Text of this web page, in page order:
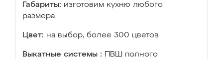
Габариты: изготовим кухню любого
размера
Цвет: на выбор, более 300 цветов
Выкатные системы :
ПВШ полного